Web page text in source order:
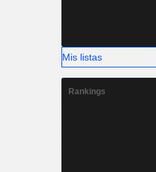
Mis listas
Rankings